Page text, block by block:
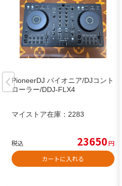
PioneerDJ パイオニア/DJコント
ローラー/DDJ-FLX4
マイストア在庫： 2283
税込 23650円
カートに入れる